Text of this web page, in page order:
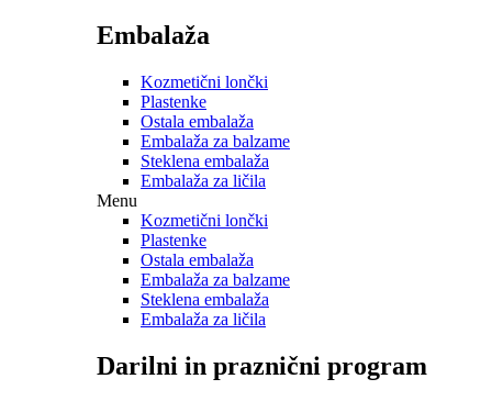
Embalaža
Kozmetični lončki
Plastenke
Ostala embalaža
Embalaža za balzame
Steklena embalaža
Embalaža za ličila
Menu
Kozmetični lončki
Plastenke
Ostala embalaža
Embalaža za balzame
Steklena embalaža
Embalaža za ličila
Darilni in praznični program